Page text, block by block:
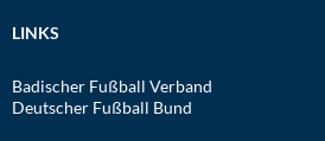
LINKS
Badischer Fußball Verband
Deutscher Fußball Bund